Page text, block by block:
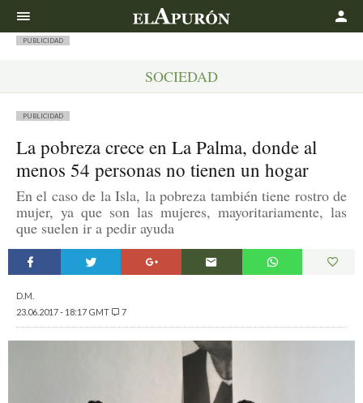
PUBLICIDAD
SOCIEDAD
PUBLICIDAD
La pobreza crece en La Palma, donde al
menos 54 personas no tienen un hogar
En el caso de la Isla, la pobreza también tiene rostro de
mujer, ya que son las mujeres, mayoritariamente, las
que suelen ir a pedir ayuda
D.M.
23.06.2017 - 18:17 GMT
7